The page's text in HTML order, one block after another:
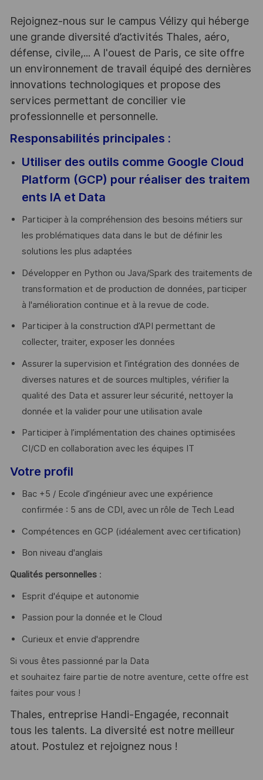
Rejoignez-nous sur le campus Vélizy qui héberge
une grande diversité d’activités Thales, aéro,
défense, civile,... A l'ouest de Paris, ce site offre
un environnement de travail équipé des dernières
innovations technologiques et propose des
services permettant de concilier vie
professionnelle et personnelle.
Responsabilités principales :
Utiliser des outils comme Google Cloud
Platform (GCP) pour réaliser des traitem
ents IA et Data
Participer à la compréhension des besoins métiers sur
les problématiques data dans le but de définir les
solutions les plus adaptées
Développer en Python ou Java/Spark des traitements de
transformation et de production de données, participer
à l'amélioration continue et à la revue de code.
Participer à la construction d’API permettant de
collecter, traiter, exposer les données
Assurer la supervision et l’intégration des données de
diverses natures et de sources multiples, vérifier la
qualité des Data et assurer leur sécurité, nettoyer la
donnée et la valider pour une utilisation avale
Participer à l’implémentation des chaines optimisées
CI/CD en collaboration avec les équipes IT
Votre profil
Bac +5 / Ecole d’ingénieur avec une expérience
confirmée : 5 ans de CDI, avec un rôle de Tech Lead
Compétences en GCP (idéalement avec certification)
Bon niveau d'anglais
Qualités personnelles :
Esprit d'équipe et autonomie
Passion pour la donnée et le Cloud
Curieux et envie d'apprendre
Si vous êtes passionné par la Data
et souhaitez faire partie de notre aventure, cette offre est
faites pour vous !
Thales, entreprise Handi-Engagée, reconnait
tous les talents. La diversité est notre meilleur
atout. Postulez et rejoignez nous !